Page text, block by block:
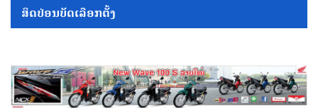
ສິດປ່ອນບັດເລືອກຕັ້ງ